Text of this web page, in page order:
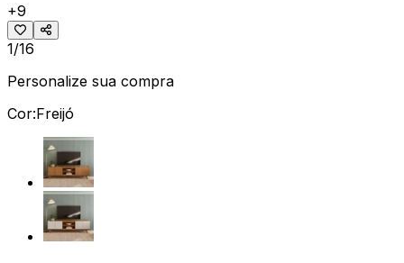
+9
1/16
Personalize sua compra
Cor:Freijó